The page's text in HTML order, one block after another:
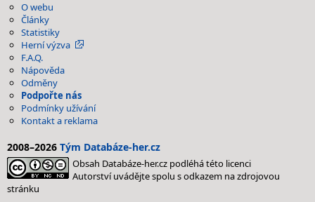
O webu
Články
Statistiky
Herní výzva
F.A.Q.
Nápověda
Odměny
Podpořte nás
Podmínky užívání
Kontakt a reklama
2008–2026 Tým Databáze-her.cz
Obsah Databáze-her.cz podléhá této licenci
Autorství uvádějte spolu s odkazem na zdrojovou
stránku